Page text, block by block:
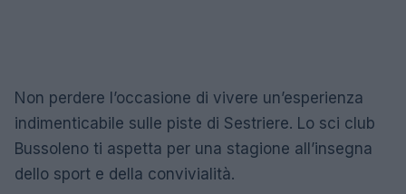
Non perdere l’occasione di vivere un’esperienza
indimenticabile sulle piste di Sestriere. Lo sci club
Bussoleno ti aspetta per una stagione all’insegna
dello sport e della convivialità.